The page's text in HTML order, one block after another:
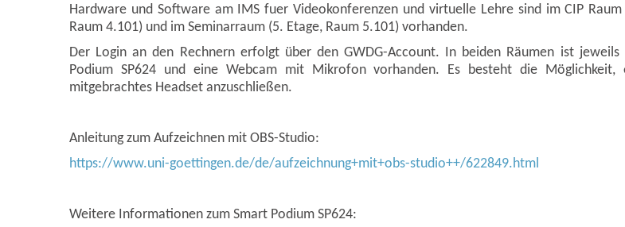
Hardware und Software am IMS fuer Videokonferenzen und virtuelle Lehre sind im CIP Raum
Raum 4.101) und im Seminarraum (5. Etage, Raum 5.101) vorhanden.
Der Login an den Rechnern erfolgt über den GWDG-Account. In beiden Räumen ist jeweils
Podium SP624 und eine Webcam mit Mikrofon vorhanden. Es besteht die Möglichkeit,
mitgebrachtes Headset anzuschließen.
Anleitung zum Aufzeichnen mit OBS-Studio:
https://www.uni-goettingen.de/de/aufzeichnung+mit+obs-studio++/622849.html
Weitere Informationen zum Smart Podium SP624: